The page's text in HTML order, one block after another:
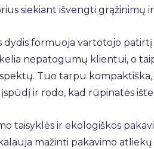
siekiant išvengti grąžinimų
dydis formuoja vartotojo
nepatogumų klientui, o
Tuo tarpu
ir rodo, kad rūpinatės
taisyklės ir ekologiškos
mažinti pakavimo